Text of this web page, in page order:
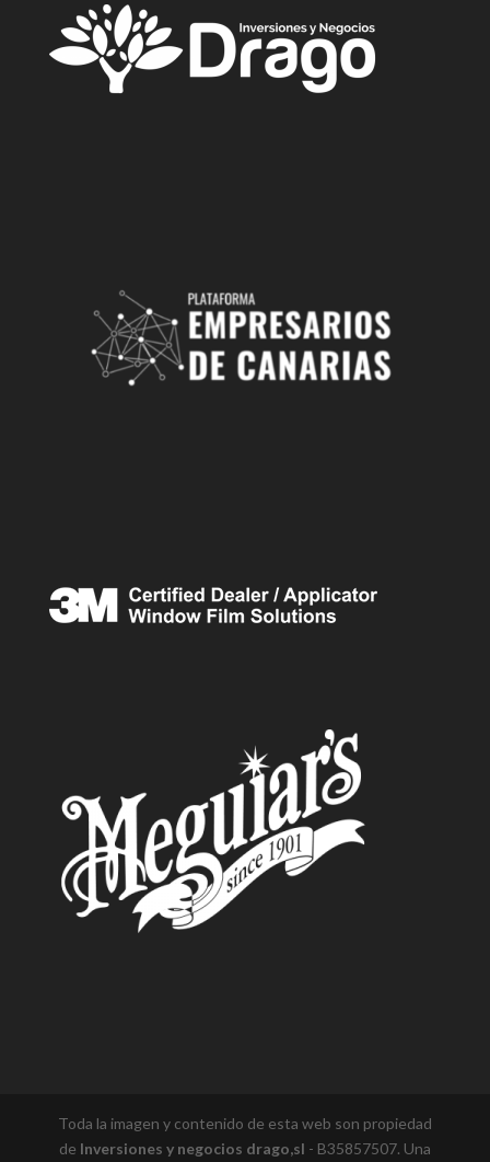
Toda la imagen y contenido de esta web son propiedad
de Inversiones y negocios drago,sl - B35857507. Una